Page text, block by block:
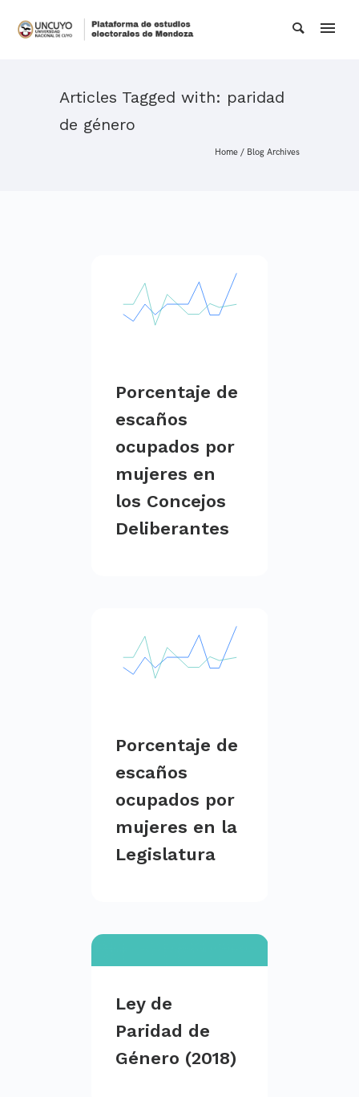
Articles Tagged with: paridad
de género
Home / Blog Archives
Porcentaje de
escaños
ocupados por
mujeres en
los Concejos
Deliberantes
Porcentaje de
escaños
ocupados por
mujeres en la
Legislatura
Ley de
Paridad de
Género (2018)